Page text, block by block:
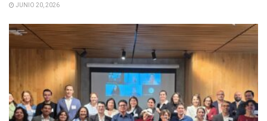
JUNIO 20, 2026